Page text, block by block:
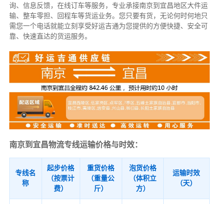
询、信息反馈，在线订车等服务， 专业承接南京到宜昌地区大件运
输、整车零担、回程车等货运业务。 您只要有货，无论何时何地只
需您一个电话就能立刻享受好运吉通为您提供的方便快捷、安全可
靠、快速直达的货运服务。
南京到宜昌物流专线运输价格与时效：
专线名
称
起步价格
（按票计
费）
重货价格
（重量公
斤）
泡货价格
（体积立
方）
运输时效
（天）